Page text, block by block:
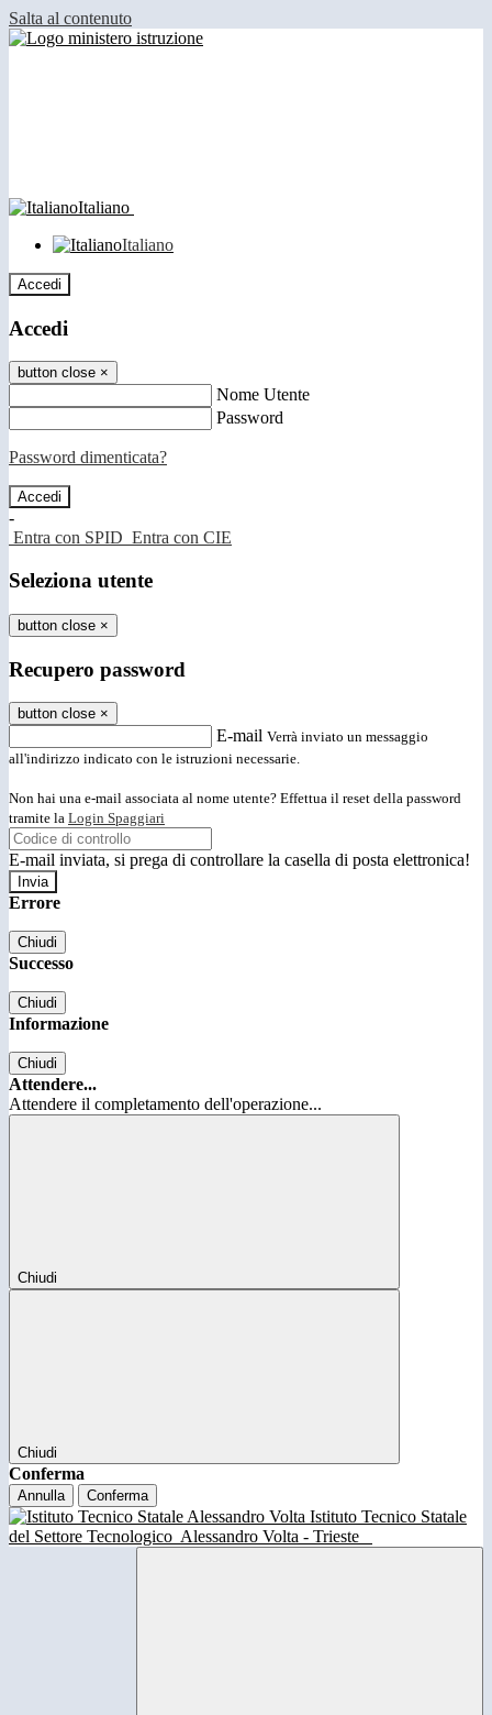
Salta al contenuto
Italiano
Italiano
Accedi
Accedi
button close ×
Nome Utente
Password
Password dimenticata?
-
Entra con SPID Entra con CIE
Seleziona utente
button close ×
Recupero password
button close ×
E-mail Verrà inviato un messaggio
all'indirizzo indicato con le istruzioni necessarie.
Non hai una e-mail associata al nome utente? Effettua il reset della password
tramite la Login Spaggiari
E-mail inviata, si prega di controllare la casella di posta elettronica!
Errore
Chiudi
Successo
Chiudi
Informazione
Chiudi
Attendere...
Attendere il completamento dell'operazione...
Chiudi
Chiudi
Conferma
Annulla Conferma
Istituto Tecnico Statale
del Settore Tecnologico Alessandro Volta - Trieste